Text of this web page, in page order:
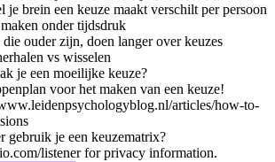
je brein een keuze maakt verschilt per persoon
onder tijdsdruk
ouder zijn, doen langer over keuzes
vs wisselen
je een moeilijke keuze?
voor het maken van een keuze!
articles/how-to-
gebruik je een keuzematrix?
listener for privacy information.